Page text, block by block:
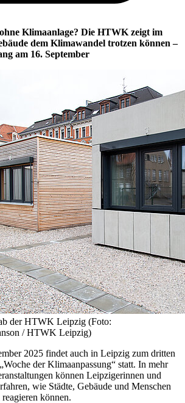
Klimaanlage? Die HTWK zeigt im
dem Klimawandel trotzen können –
am 16. September
der HTWK Leipzig (Foto:
/ HTWK Leipzig)
2025 findet auch in Leipzig zum dritten
der Klimaanpassung“ statt. In mehr
können Leipzigerinnen und
wie Städte, Gebäude und Menschen
können.